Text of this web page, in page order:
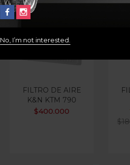
Out Of Stock
FILTRO DE AIRE
K&N KTM 790
$400.000
$
No, I’m not interested.